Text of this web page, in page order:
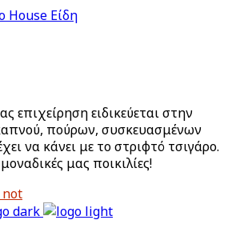
των 18;
επιχείρηση ειδικεύεται στην
πούρων, συσκευασμένων
να κάνει με το στριφτό τσιγάρο.
μας ποικιλίες!
not